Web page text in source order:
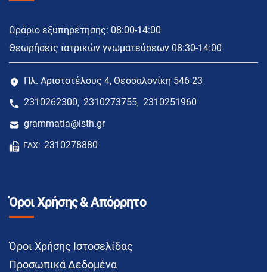
Ωράριο εξυπηρέτησης: 08:00-14:00
Θεωρήσεις ιατρικών γνωματεύσεων 08:30-14:00
Πλ. Αριστοτέλους 4, Θεσσαλονίκη 546 23
2310262300, 2310273755, 2310251960
grammatia@isth.gr
FAX: 2310278880
Όροι Χρήσης & Απόρρητο
Όροι Χρήσης Ιστοσελίδας
Προσωπικά Δεδομένα